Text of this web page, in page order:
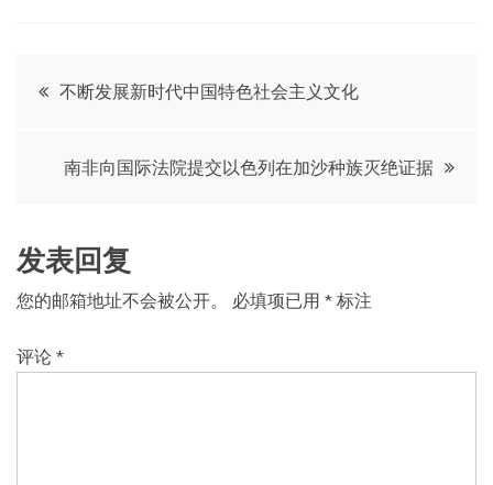
文
航
不断发展新时代中国特色社会主义文化
南非向国际法院提交以色列在加沙种族灭绝证据
发表回复
您的邮箱地址不会被公开。 必填项已用 * 标注
评论 *